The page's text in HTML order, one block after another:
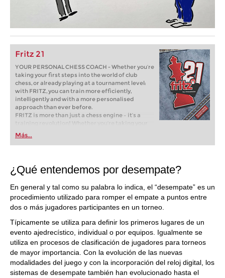
Fritz 21
YOUR PERSONAL CHESS COACH - Whether you’re
taking your first steps into the world of club
chess, or already playing at a tournament level:
with FRITZ, you can train more efficiently,
intelligently and with a more personalised
approach than ever before.
FRITZ is more than just a chess engine – it’s a
training revolution! Whether you’re taking your
first steps into the world of club chess, or already
playing at a tournament level: with FRITZ, you can
train more efficiently, intelligently and with a
Más...
¿Qué entendemos por desempate?
En general y tal como su palabra lo indica, el “desempate” es un
procedimiento utilizado para romper el empate a puntos entre
dos o más jugadores participantes en un torneo.
Típicamente se utiliza para definir los primeros lugares de un
evento ajedrecístico, individual o por equipos. Igualmente se
utiliza en procesos de clasificación de jugadores para torneos
de mayor importancia. Con la evolución de las nuevas
modalidades del juego y con la incorporación del reloj digital, los
sistemas de desempate también han evolucionado hasta el